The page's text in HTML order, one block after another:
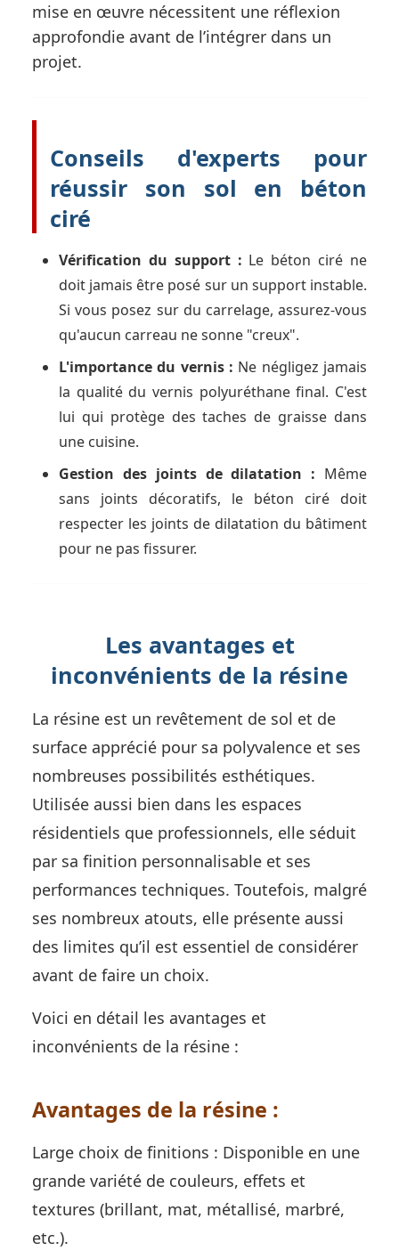
mise en œuvre nécessitent une réflexion
approfondie avant de l’intégrer dans un
projet.
Conseils d'experts pour
réussir son sol en béton
ciré
Vérification du support : Le béton ciré ne
doit jamais être posé sur un support instable.
Si vous posez sur du carrelage, assurez-vous
qu'aucun carreau ne sonne "creux".
L'importance du vernis : Ne négligez jamais
la qualité du vernis polyuréthane final. C'est
lui qui protège des taches de graisse dans
une cuisine.
Gestion des joints de dilatation : Même
sans joints décoratifs, le béton ciré doit
respecter les joints de dilatation du bâtiment
pour ne pas fissurer.
Les avantages et
inconvénients de la résine
La résine est un revêtement de sol et de
surface apprécié pour sa polyvalence et ses
nombreuses possibilités esthétiques.
Utilisée aussi bien dans les espaces
résidentiels que professionnels, elle séduit
par sa finition personnalisable et ses
performances techniques. Toutefois, malgré
ses nombreux atouts, elle présente aussi
des limites qu’il est essentiel de considérer
avant de faire un choix.
Voici en détail les avantages et
inconvénients de la résine :
Avantages de la résine :
Large choix de finitions : Disponible en une
grande variété de couleurs, effets et
textures (brillant, mat, métallisé, marbré,
etc.).